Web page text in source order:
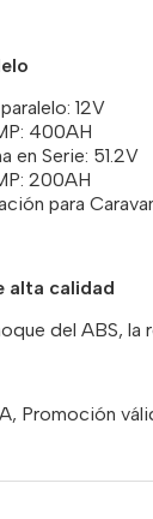
12V
400AH
en Serie: 51.2V
200AH
para
alta calidad
del ABS, la
Promoción